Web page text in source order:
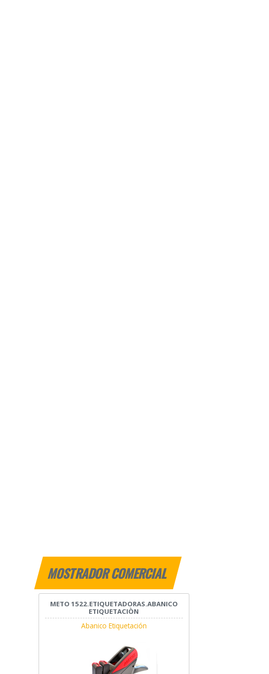
MOSTRADOR COMERCIAL
METO 1522.ETIQUETADORAS.ABANICO
ETIQUETACIÒN
Abanico Etiquetación